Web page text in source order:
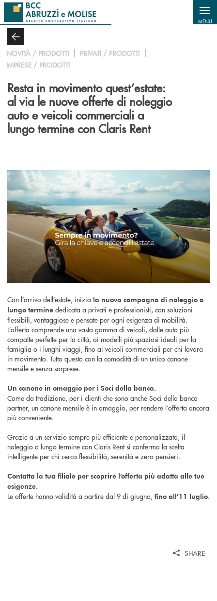
Salta al contenuto principale
MENU
NOVITÀ / PRODOTTI
PRIVATI / PRODOTTI
IMPRESE / PRODOTTI
Resta in movimento quest’estate:
al via le nuove offerte di noleggio
auto e veicoli commerciali a
lungo termine con Claris Rent
Con l’arrivo dell’estate, inizia la nuova campagna di noleggio a
lungo termine dedicata a privati e professionisti, con soluzioni
flessibili, vantaggiose e pensate per ogni esigenza di mobilità.
L’offerta comprende una vasta gamma di veicoli, dalle auto più
compatte perfette per la città, ai modelli più spaziosi ideali per la
famiglia o i lunghi viaggi, fino ai veicoli commerciali per chi lavora
in movimento. Tutto questo con la comodità di un unico canone
mensile e senza sorprese.
Un canone in omaggio per i Soci della banca.
Come da tradizione, per i clienti che sono anche Soci della banca
partner, un canone mensile è in omaggio, per rendere l’offerta ancora
più conveniente.
Grazie a un servizio sempre più efficiente e personalizzato, il
noleggio a lungo termine con Claris Rent si conferma la scelta
intelligente per chi cerca flessibilità, serenità e zero pensieri.
Contatta la tua filiale per scoprire l’offerta più adatta alle tue
esigenze.
Le offerte hanno validità a partire dal 9 di giugno, fino all’11 luglio.
SHARE